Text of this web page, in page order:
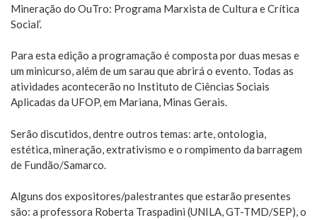
Mineração do OuTro: Programa Marxista de Cultura e Crítica
Social’.
Para esta edição a programação é composta por duas mesas e
um minicurso, além de um sarau que abrirá o evento. Todas as
atividades acontecerão no Instituto de Ciências Sociais
Aplicadas da UFOP, em Mariana, Minas Gerais.
Serão discutidos, dentre outros temas: arte, ontologia,
estética, mineração, extrativismo e o rompimento da barragem
de Fundão/Samarco.
Alguns dos expositores/palestrantes que estarão presentes
são: a professora Roberta Traspadini (UNILA, GT-TMD/SEP), o